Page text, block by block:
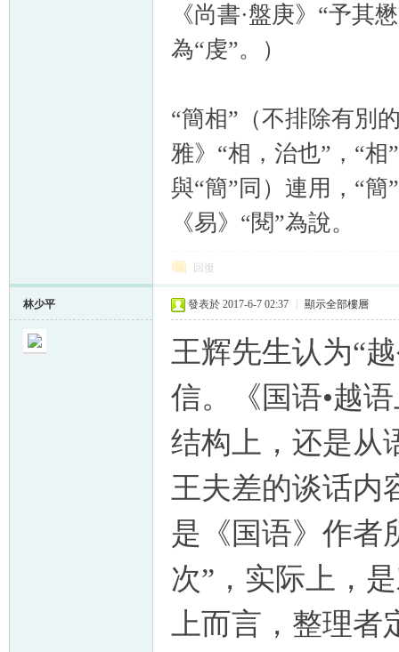
《尚書·盤庚》“予其
為“虔”。）
“簡相”（不排除有別
雅》“相，治也”，“相
與“簡”同）連用，“
《易》“閱”為說。
回復
林少平 發表於 2017-6-7 02:37 顯示全部樓層
王辉先生认为“
信。《国语•越
结构上，还是从
王夫差的谈话内
是《国语》作者
次”，实际上，
上而言，整理